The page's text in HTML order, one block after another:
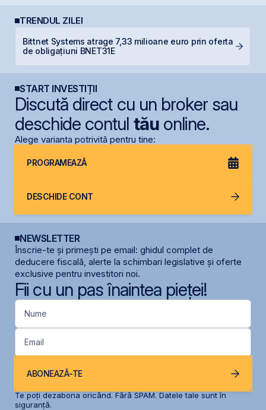
TRENDUL ZILEI
Bittnet Systems atrage 7,33 milioane euro prin oferta
de obligațiuni BNET31E
START INVESTIȚII
Discută direct cu un broker sau
deschide contul tăuonline.
Alege varianta potrivită pentru tine:
PROGRAMEAZĂ
DESCHIDE CONT
NEWSLETTER
Înscrie-te și primești pe email: ghidul complet de
deducere fiscală, alerte la schimbari legislative și oferte
exclusive pentru investitori noi.
Fii cu un pas înaintea pieței!
Nume
Email
ABONEAZĂ-TE
Te poți dezabona oricând. Fără SPAM. Datele tale sunt în
siguranță.